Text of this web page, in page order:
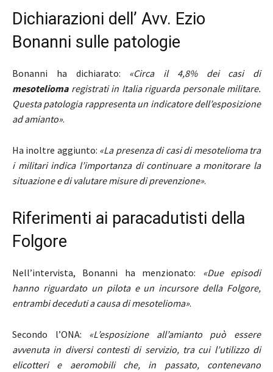
Dichiarazioni dell’ Avv. Ezio
Bonanni sulle patologie
Bonanni ha dichiarato: «Circa il 4,8% dei casi di
mesoteliomaregistrati in Italia riguarda personale militare.
Questa patologia rappresenta un indicatore dell’esposizione
ad amianto».
Ha inoltre aggiunto: «La presenza di casi di mesotelioma tra
i militari indica l’importanza di continuare a monitorare la
situazione e di valutare misure di prevenzione».
Riferimenti ai paracadutisti della
Folgore
Nell’intervista, Bonanni ha menzionato: «Due episodi
hanno riguardato un pilota e un incursore della Folgore,
entrambi deceduti a causa di mesotelioma».
Secondo l’ONA: «L’esposizione all’amianto può essere
avvenuta in diversi contesti di servizio, tra cui l’utilizzo di
elicotteri e aeromobili che, in passato, contenevano